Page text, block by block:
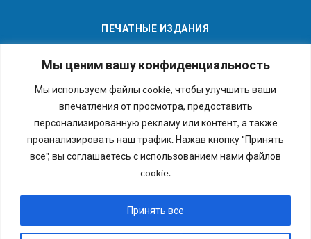
Мы ценим вашу конфиденциальность
Мы используем файлы cookie, чтобы улучшить ваши
впечатления от просмотра, предоставить
персонализированную рекламу или контент, а также
проанализировать наш трафик. Нажав кнопку "Принять
все", вы соглашаетесь с использованием нами файлов
cookie.
Принять все
ПЕЧАТНЫЕ ИЗДАНИЯ
Последние номера наших газет
Copyright © 2026 Внутригородское муниципальное
образование города федерального значения Санкт-
Петербурга муниципальный округ №54. Все права
защищены.